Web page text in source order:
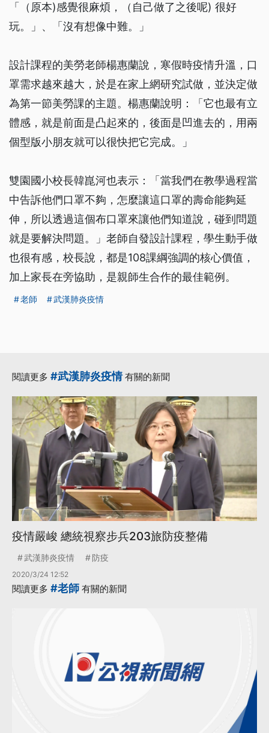
「（原本)感覺很麻煩，（自己做了之後呢) 很好
玩。」、「沒有想像中難。」
設計課程的美勞老師楊惠蘭說，寒假時疫情升溫，口
罩需求越來越大，於是在家上網研究試做，並決定做
為第一節美勞課的主題。楊惠蘭說明：「它也最有立
體感，就是前面是凸起來的，後面是凹進去的，用兩
個型版小朋友就可以很快把它完成。」
雙園國小校長韓崑河也表示：「當我們在教學過程當
中告訴他們口罩不夠，怎麼讓這口罩的壽命能夠延
伸，所以透過這個布口罩來讓他們知道說，碰到問題
就是要解決問題。」老師自發設計課程，學生動手做
也很有感，校長說，都是108課綱強調的核心價值，
加上家長在旁協助，是親師生合作的最佳範例。
老師 武漢肺炎疫情
閱讀更多 #武漢肺炎疫情有關的新聞
疫情嚴峻 總統視察步兵203旅防疫整備
武漢肺炎疫情 防疫
2020/3/24 12:52
閱讀更多 #老師 有關的新聞